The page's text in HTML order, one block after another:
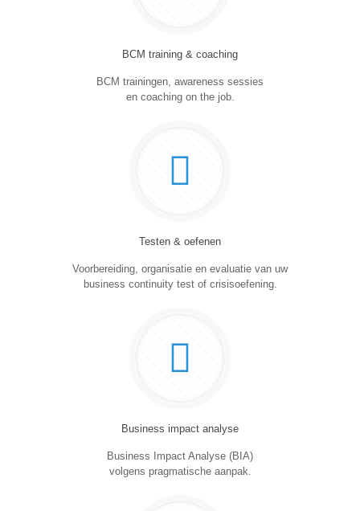
BCM training & coaching
BCM trainingen, awareness sessies
en coaching on the job.
Testen & oefenen
Voorbereiding, organisatie en evaluatie van uw
business continuity test of crisisoefening.
Business impact analyse
Business Impact Analyse (BIA)
volgens pragmatische aanpak.